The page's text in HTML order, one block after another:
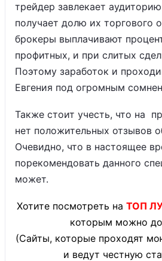
трейдер завлекает
получает долю их торгового
брокеры выплачивают
профитных, и при слитых
Поэтому заработок и
Евгения под огромным
Также стоит учесть, что на
нет положительных отзывов
Очевидно, что в настоящее
порекомендовать данного
может.
Хотите посмотреть на ТОП
которым можно
(Сайты, которые проходят
и ведут честную